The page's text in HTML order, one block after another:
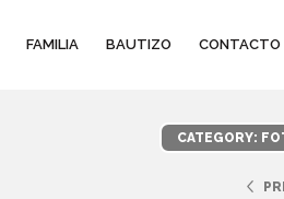
FAMILIA BAUTIZO CONTACTO
CATEGORY: